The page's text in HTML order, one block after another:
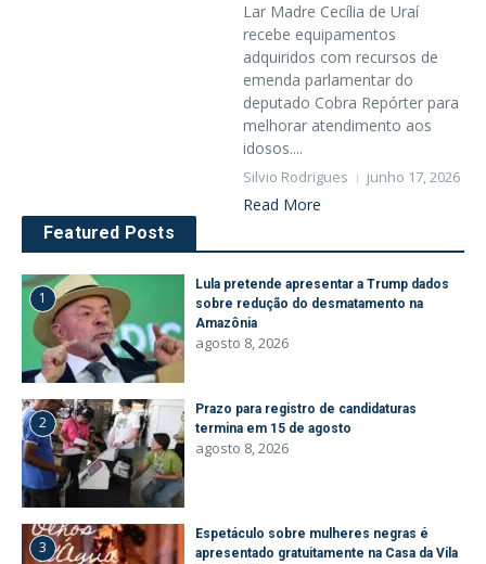
Lar Madre Cecília de Uraí
recebe equipamentos
adquiridos com recursos de
emenda parlamentar do
deputado Cobra Repórter para
melhorar atendimento aos
idosos....
Silvio Rodrigues junho 17, 2026
Read More
Featured Posts
1
Lula pretende apresentar a Trump dados
sobre redução do desmatamento na
Amazônia
agosto 8, 2026
2
Prazo para registro de candidaturas
termina em 15 de agosto
agosto 8, 2026
3
Espetáculo sobre mulheres negras é
apresentado gratuitamente na Casa da Vila